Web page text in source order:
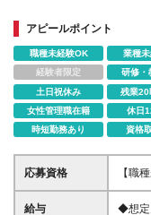
アピールポイント
職種未経験OK 業種
経験者限定
研修・
土日祝休み
残業20
女性管理職在籍
休日
時短勤務あり
資格
応募資格
【職
マさん多数活躍中
両立
給与
◆想定